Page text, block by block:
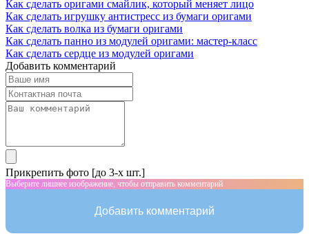
Как сделать оригами смайлик, который меняет лицо
Как сделать игрушку антистресс из бумаги оригами
Как сделать волка из бумаги оригами
Как сделать панно из модулей оригами: мастер-класс
Как сделать сердце из модулей оригами
Добавить комментарий
Прикрепить фото [до 3-х шт.]
Выберите лишнее изображение, чтобы отправить комментарий
Добавить комментарий